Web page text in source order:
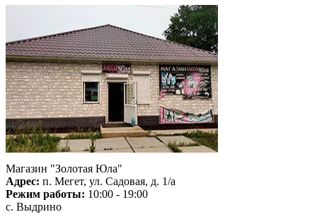
Магазин "Золотая Юла"
Адрес: п. Мегет, ул. Садовая, д. 1/а
Режим работы: 10:00 - 19:00
с. Выдрино